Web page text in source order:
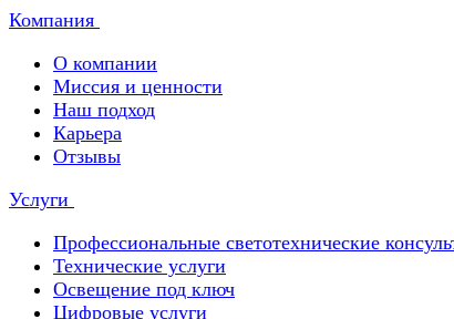
Компания
О компании
Миссия и ценности
Наш подход
Карьера
Отзывы
Услуги
Профессиональные светотехнические
Технические услуги
Освещение под ключ
Цифровые услуги